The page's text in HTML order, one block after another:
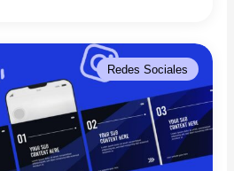
Redes Sociales